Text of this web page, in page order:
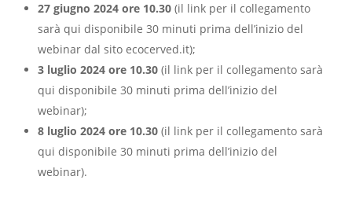
27 giugno 2024 ore 10.30(il link per il collegamento
sarà qui disponibile 30 minuti prima dell’inizio del
webinar dal sito ecocerved.it);
3 luglio 2024 ore 10.30(il link per il collegamento sarà
qui disponibile 30 minuti prima dell’inizio del
webinar);
8 luglio 2024 ore 10.30(il link per il collegamento sarà
qui disponibile 30 minuti prima dell’inizio del
webinar).